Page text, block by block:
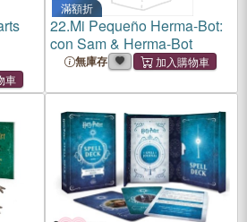
滿額折
22.Mi Pequeño Herma-Bot:
con Sam & Herma-Bot
無庫存